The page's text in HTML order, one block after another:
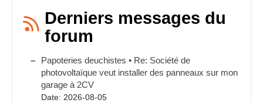
Derniers messages du
forum
Papoteries deuchistes • Re: Société de
photovoltaïque veut installer des panneaux sur mon
garage à 2CV
Date: 2026-08-05